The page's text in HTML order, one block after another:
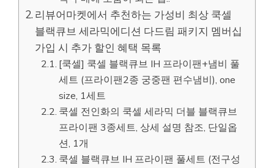
리뷰어마켓에서 추천하는 가성비 최상 쿡셀
블랙큐브 세라믹에디션 다드림 패키지 멤버십
가입 시 추가 할인 혜택 목록
[쿡셀] 쿡셀 블랙큐브 IH 프라이팬+냄비 풀
세트 (프라이팬2종 궁중팬 편수냄비), one
size, 1세트
쿡셀 전인화의 쿡셀 세라믹 더블 블랙큐브
프라이팬 3종세트, 상세 설명 참조, 단일옵
션, 1개
쿡셀 블랙큐브 IH 프라이팬 풀세트 (전구성